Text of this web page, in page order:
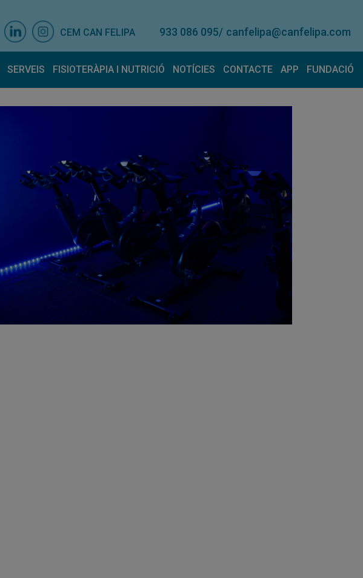
CEM CAN FELIPA 933 086 095/ canfelipa@canfelipa.com
SERVEIS FISIOTERÀPIA I NUTRICIÓ NOTÍCIES CONTACTE APP FUNDACIÓ